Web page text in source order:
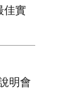
佳實
明會